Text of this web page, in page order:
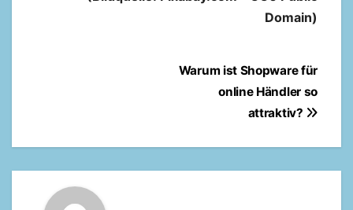
Domain)
BeitragsnavigationWarum ist Shopware für
online Händler so
attraktiv?